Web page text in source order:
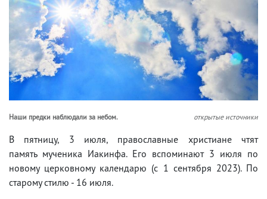
Наши предки наблюдали за небом. открытые источники
В пятницу, 3 июля, православные христиане чтят
память мученика Иакинфа. Его вспоминают 3 июля по
новому церковному календарю (с 1 сентября 2023). По
старому стилю - 16 июля.